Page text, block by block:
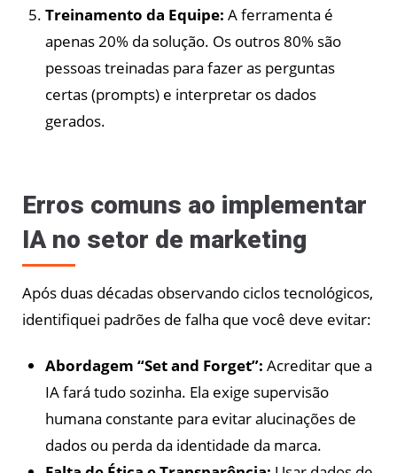
Treinamento da Equipe: A ferramenta é
apenas 20% da solução. Os outros 80% são
pessoas treinadas para fazer as perguntas
certas (prompts) e interpretar os dados
gerados.
Erros comuns ao implementar
IA no setor de marketing
Após duas décadas observando ciclos tecnológicos,
identifiquei padrões de falha que você deve evitar:
Abordagem “Set and Forget”: Acreditar que a
IA fará tudo sozinha. Ela exige supervisão
humana constante para evitar alucinações de
dados ou perda da identidade da marca.